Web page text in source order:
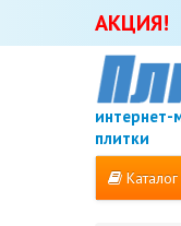
АКЦИЯ!
интернет-
плитки
Каталог